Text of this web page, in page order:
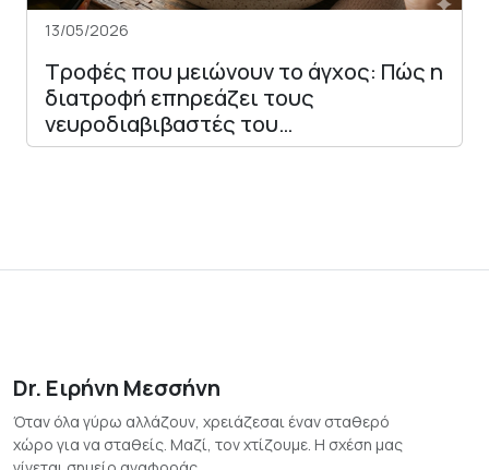
13/05/2026
Τροφές που μειώνουν το άγχος: Πώς η
διατροφή επηρεάζει τους
νευροδιαβιβαστές του…
Dr. Ειρήνη Μεσσήνη
Όταν όλα γύρω αλλάζουν, χρειάζεσαι έναν σταθερό
χώρο για να σταθείς. Μαζί, τον χτίζουμε. Η σχέση μας